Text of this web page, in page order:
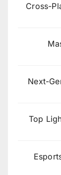
Cross-
Next-
Top